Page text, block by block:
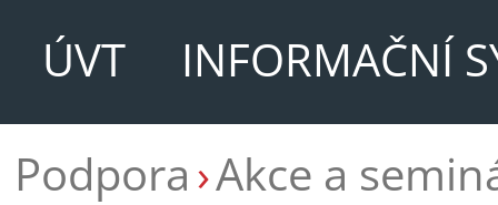
ÚVT
INFORMAČNÍ
Podpora Akce a